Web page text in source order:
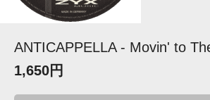
ANTICAPPELLA - Movin' to
1,650円